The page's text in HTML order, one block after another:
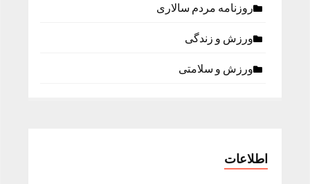
روزنامه مردم سالاری
ورزش و زندگی
ورزش و سلامتی
اطلاعات